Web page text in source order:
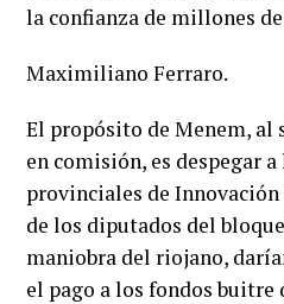
la confianza de millones
Maximiliano Ferraro.
El propósito de Menem,
en comisión, es despegar
provinciales de Innovación
de los diputados del
maniobra del riojano,
el pago a los fondos buitre